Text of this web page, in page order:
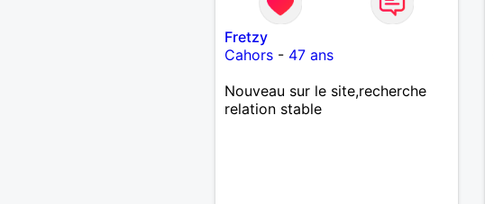
Fretzy
Cahors- 47 ans
Nouveau sur le site,recherche
relation stable